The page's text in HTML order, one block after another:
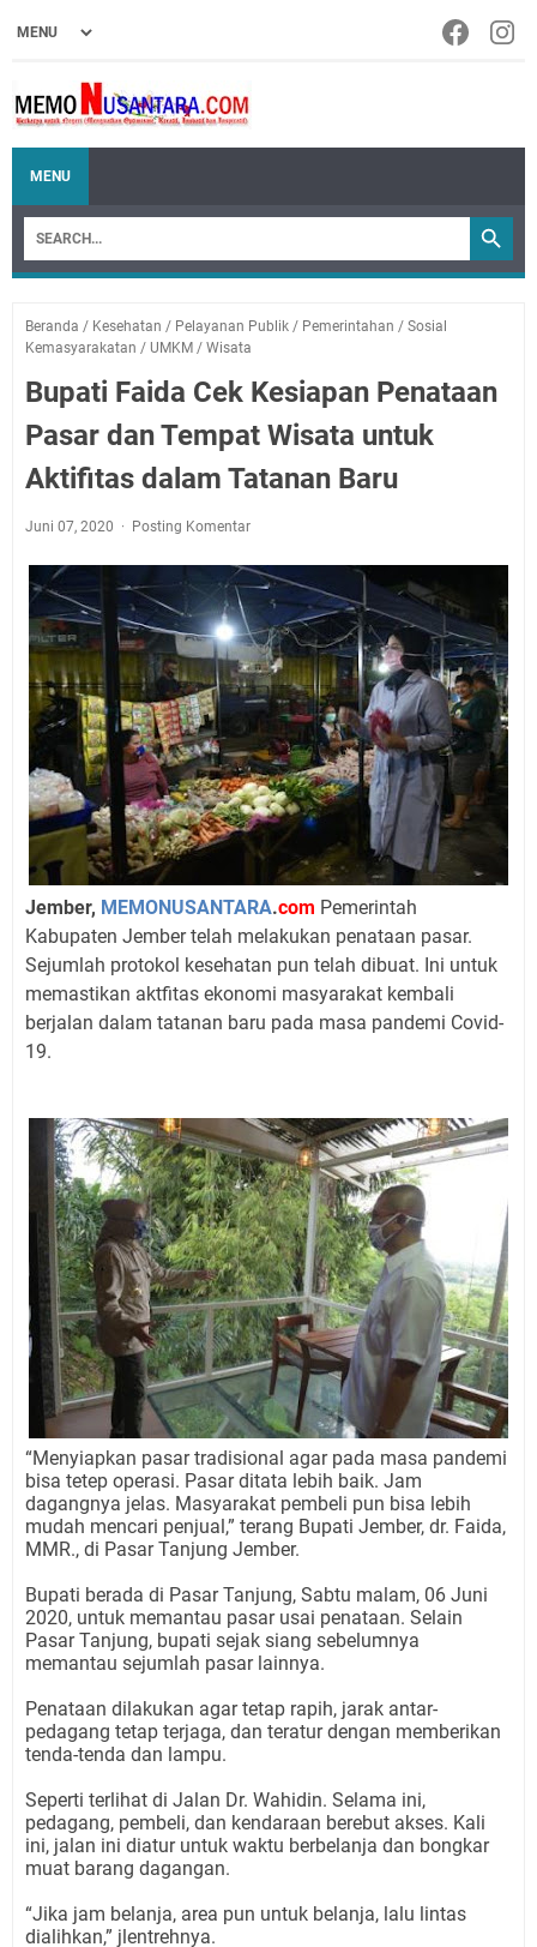
MENU
Beranda / Kesehatan / Pelayanan Publik / Pemerintahan / Sosial
Kemasyarakatan / UMKM / Wisata
Bupati Faida Cek Kesiapan Penataan
Pasar dan Tempat Wisata untuk
Aktifitas dalam Tatanan Baru
Juni 07, 2020 Posting Komentar
Jember, MEMONUSANTARA.com Pemerintah
Kabupaten Jember telah melakukan penataan pasar.
Sejumlah protokol kesehatan pun telah dibuat. Ini untuk
memastikan aktfitas ekonomi masyarakat kembali
berjalan dalam tatanan baru pada masa pandemi Covid-
19.
“Menyiapkan pasar tradisional agar pada masa pandemi
bisa tetep operasi. Pasar ditata lebih baik. Jam
dagangnya jelas. Masyarakat pembeli pun bisa lebih
mudah mencari penjual,” terang Bupati Jember, dr. Faida,
MMR., di Pasar Tanjung Jember.
Bupati berada di Pasar Tanjung, Sabtu malam, 06 Juni
2020, untuk memantau pasar usai penataan. Selain
Pasar Tanjung, bupati sejak siang sebelumnya
memantau sejumlah pasar lainnya.
Penataan dilakukan agar tetap rapih, jarak antar-
pedagang tetap terjaga, dan teratur dengan memberikan
tenda-tenda dan lampu.
Seperti terlihat di Jalan Dr. Wahidin. Selama ini,
pedagang, pembeli, dan kendaraan berebut akses. Kali
ini, jalan ini diatur untuk waktu berbelanja dan bongkar
muat barang dagangan.
“Jika jam belanja, area pun untuk belanja, lalu lintas
dialihkan,” jlentrehnya.